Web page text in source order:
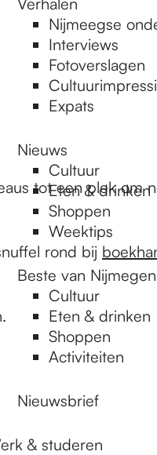
Nijmeegse
Interviews
Fotoverslagen
Expats
Nieuws
Cultuur
Eten & drinken
Shoppen
Weektips
Beste van Nijmegen
Cultuur
Eten & drinken
Shoppen
Activiteiten
Nieuwsbrief
& studeren
tot een plek om
rond bij